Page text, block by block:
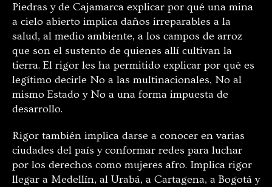
Piedras y de Cajamarca explicar por qué una mina
a cielo abierto implica daños irreparables a la
salud, al medio ambiente, a los campos de arroz
que son el sustento de quienes allí cultivan la
tierra. El rigor les ha permitido explicar por qué es
legítimo decirle No a las multinacionales, No al
mismo Estado y No a una forma impuesta de
desarrollo.
Rigor también implica darse a conocer en varias
ciudades del país y conformar redes para luchar
por los derechos como mujeres afro. Implica rigor
llegar a Medellín, al Urabá, a Cartagena, a Bogotá y